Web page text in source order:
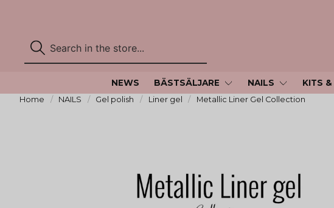
NEWS BÄSTSÄLJARE NAILS KITS &
Home NAILS Gel polish Liner gel Metallic Liner Gel Collection